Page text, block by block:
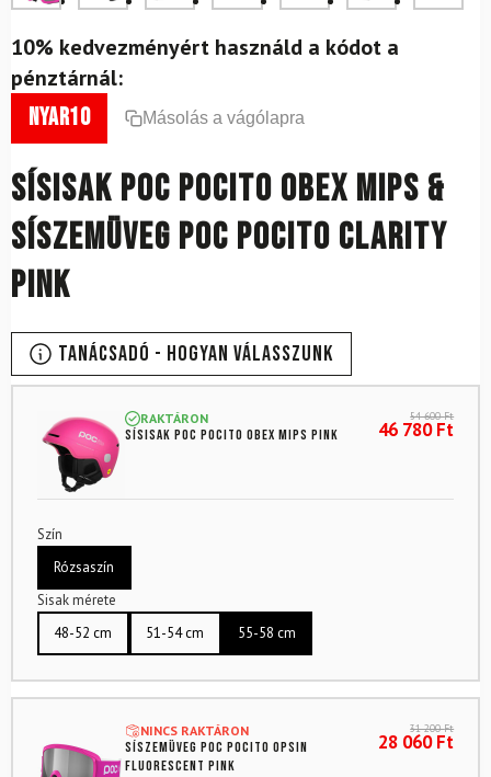
10% kedvezményért használd a kódot a
pénztárnál:
nyar10 Másolás a vágólapra
Sísisak POC Pocito Obex Mips &
síszemüveg POC Pocito Clarity
Pink
Tanácsadó - Hogyan válasszunk
RAKTÁRON
Sísisak POC Pocito Obex Mips Pink
54 600Ft
46 780Ft
Szín
Rózsaszín
Sisak mérete
48-52 cm
51-54 cm 55-58 cm
NINCS RAKTÁRON
Síszemüveg POC Pocito Opsin
Fluorescent Pink
31 200Ft
28 060Ft